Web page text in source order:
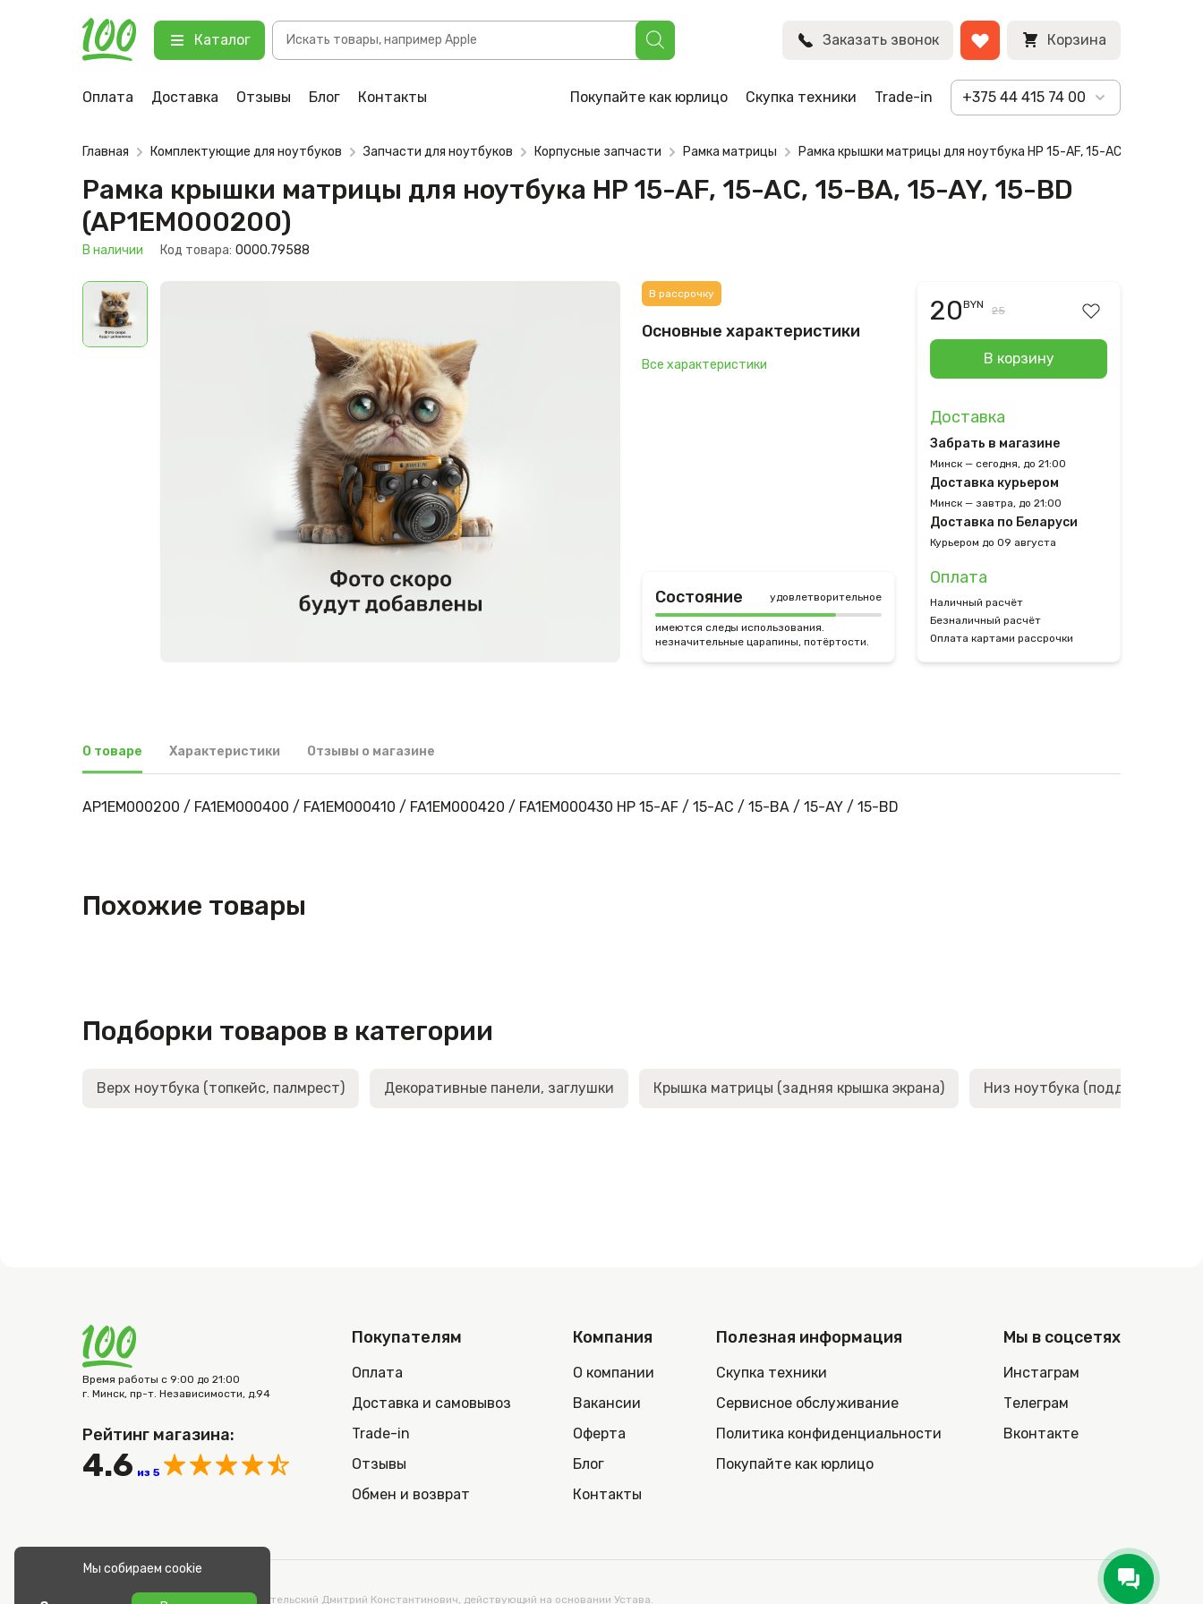
Каталог
Поиск
товаров
Заказать звонок Корзина
Оплата Доставка Отзывы Блог Контакты Покупайте как юрлицо Скупка техники Trade-in +375 44 415 74 00
Рамка крышки матрицы для ноутбука HP 15-AF, 15-AC, 15-BA, 15-AY, 15-BD (AP1EM000200)
123 В наличии
BYN
Главная Комплектующие для ноутбуков Запчасти для ноутбуков Корпусные запчасти Рамка матрицы Рамка крышки матрицы для ноутбука HP 15-AF, 15-AC, 15-BA, 15-
Рамка крышки матрицы для ноутбука HP 15-AF, 15-AC, 15-BA, 15-AY, 15-BD
(AP1EM000200)
В наличии Код товара: 0000.79588
В рассрочку
Основные характеристики
Все характеристики
Состояние удовлетворительное
имеются следы использования.
незначительные царапины, потёртости.
20BYN 25
В корзину
Доставка
Забрать в магазине
Минск — сегодня, до 21:00
Доставка курьером
Минск — завтра, до 21:00
Доставка по Беларуси
Курьером до 09 августа
Оплата
Наличный расчёт
Безналичный расчёт
Оплата картами рассрочки
О товаре Характеристики Отзывы о магазине
AP1EM000200 / FA1EM000400 / FA1EM000410 / FA1EM000420 / FA1EM000430 HP 15-AF / 15-AC / 15-BA / 15-AY / 15-BD
Похожие товары
Подборки товаров в категории
Верх ноутбука (топкейс, палмрест) Декоративные панели, заглушки Крышка матрицы (задняя крышка экрана) Низ ноутбука (поддон,
Время работы с 9:00 до 21:00
г. Минск, пр-т. Независимости, д.94
Рейтинг магазина:
4.6 из 5
Покупателям
Оплата
Доставка и самовывоз
Trade-in
Отзывы
Обмен и возврат
Компания
О компании
Вакансии
Оферта
Блог
Контакты
Полезная информация
Скупка техники
Сервисное обслуживание
Политика конфиденциальности
Покупайте как юрлицо
Мы в соцсетях
Инстаграм
Телеграм
Вконтакте
ООО «СТОНОУТБУКОВ» Директор Метельский Дмитрий Константинович, действующий на основании Устава.
Мы собираем cookie